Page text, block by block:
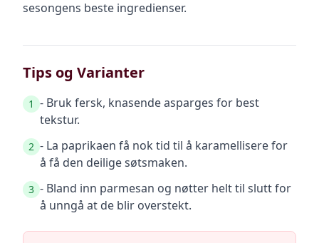
sesongens beste ingredienser.
Tips og Varianter
1 - Bruk fersk, knasende asparges for best
tekstur.
2 - La paprikaen få nok tid til å karamellisere for
å få den deilige søtsmaken.
3 - Bland inn parmesan og nøtter helt til slutt for
å unngå at de blir overstekt.